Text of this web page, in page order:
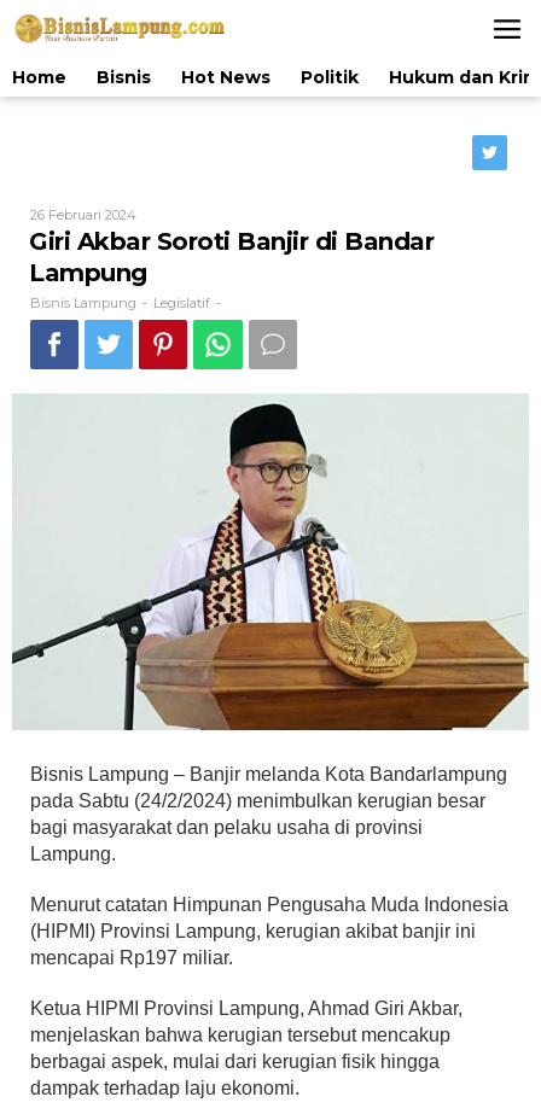
Lewati
ke
Home
Bisnis Hot News Politik Hukum dan
26 Februari 2024Oleh
Bisnis
Lampung
Giri Akbar Soroti Banjir di Bandar
Lampung
Bisnis Lampung - Legislatif -
Bisnis Lampung – Banjir melanda Kota Bandarlampung
pada Sabtu (24/2/2024) menimbulkan kerugian besar
bagi masyarakat dan pelaku usaha di provinsi
Lampung.
Menurut catatan Himpunan Pengusaha Muda Indonesia
(HIPMI) Provinsi Lampung, kerugian akibat banjir ini
mencapai Rp197 miliar.
Ketua HIPMI Provinsi Lampung, Ahmad Giri Akbar,
menjelaskan bahwa kerugian tersebut mencakup
berbagai aspek, mulai dari kerugian fisik hingga
dampak terhadap laju ekonomi.